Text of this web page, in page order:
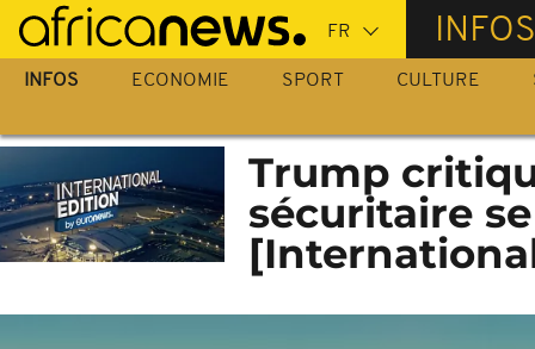
Passer
au
contenu
INFOS
INFOS ECONOMIE SPORT CULTURE
Trump
sécuritaire